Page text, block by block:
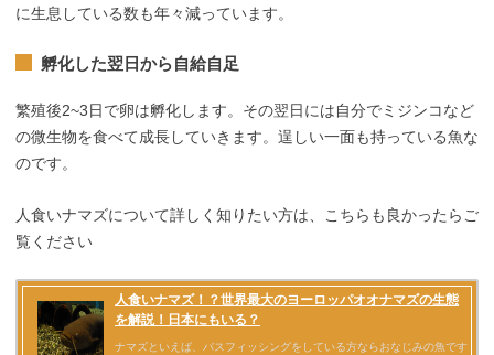
に生息している数も年々減っています。
孵化した翌日から自給自足
繁殖後2~3日で卵は孵化します。その翌日には自分でミジンコなど
の微生物を食べて成長していきます。逞しい一面も持っている魚な
のです。
人食いナマズについて詳しく知りたい方は、こちらも良かったらご
覧ください